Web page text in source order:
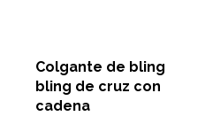
Colgante de bling
bling de cruz con
cadena